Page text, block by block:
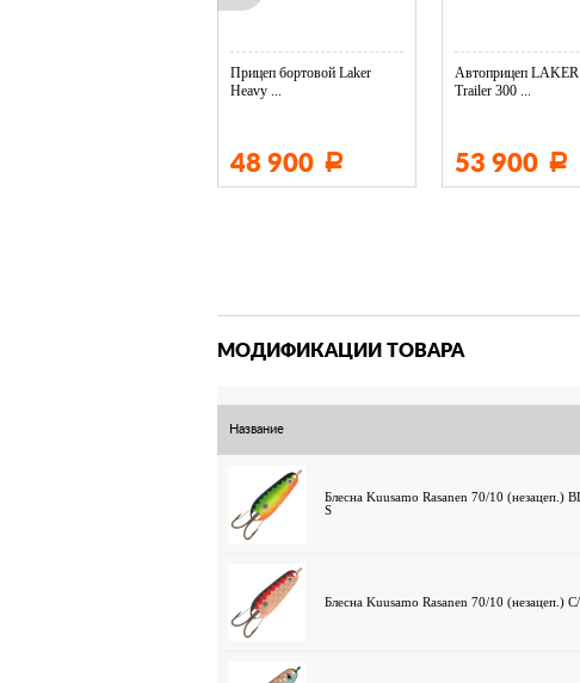
Прицеп бортовой Laker
Heavy ...
48 900 Р
Автоприцеп LAKER
Trailer 300 ...
53 900 Р
МОДИФИКАЦИИ ТОВАРА
Название
Блесна Kuusamo Rasanen 70/10 (незацеп.)
S
Блесна Kuusamo Rasanen 70/10 (незацеп.)